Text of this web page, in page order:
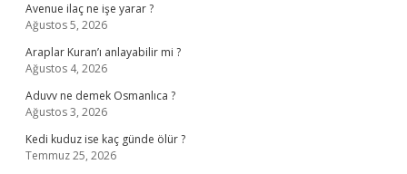
Avenue ilaç ne işe yarar ?
Ağustos 5, 2026
Araplar Kuran’ı anlayabilir mi ?
Ağustos 4, 2026
Aduvv ne demek Osmanlıca ?
Ağustos 3, 2026
Kedi kuduz ise kaç günde ölür ?
Temmuz 25, 2026